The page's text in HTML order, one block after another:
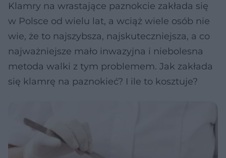
Klamry na wrastające paznokcie zakłada się
w Polsce od wielu lat, a wciąż wiele osób nie
wie, że to najszybsza, najskuteczniejsza, a co
najważniejsze mało inwazyjna i niebolesna
metoda walki z tym problemem. Jak zakłada
się klamrę na paznokieć? I ile to kosztuje?